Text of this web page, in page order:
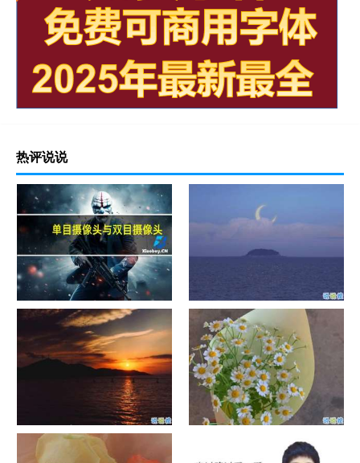
热评说说
单目摄像头与双目摄像头
晚安励志语录带图片 晚安心语
励志鸡汤
日出文案温柔句子 看日出的微
信说说配图
晒风景照的唯美说说配图 适合
发风景的朋友圈文案